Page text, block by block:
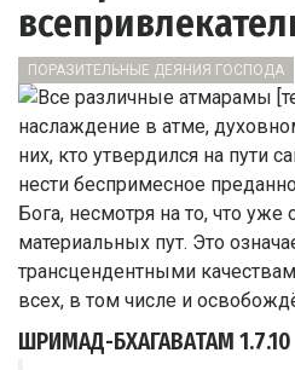
ПОРАЗИТЕЛЬНЫЕ ДЕЯНИЯ ГОСПОДА
ШРИМАД-БХАГАВАТАМ 1.7.10